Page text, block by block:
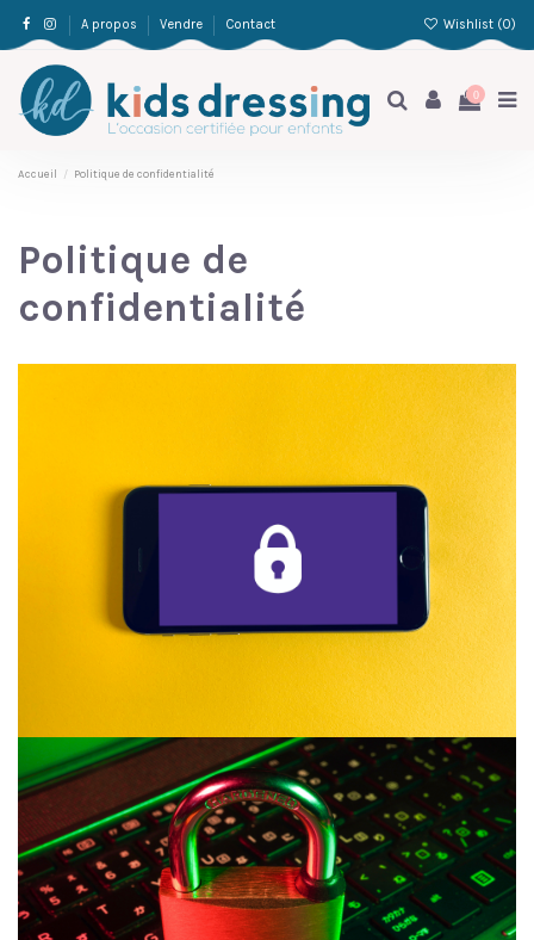
A propos Vendre Contact Wishlist (0)
0
Accueil Politique de confidentialité
Politique de
confidentialité